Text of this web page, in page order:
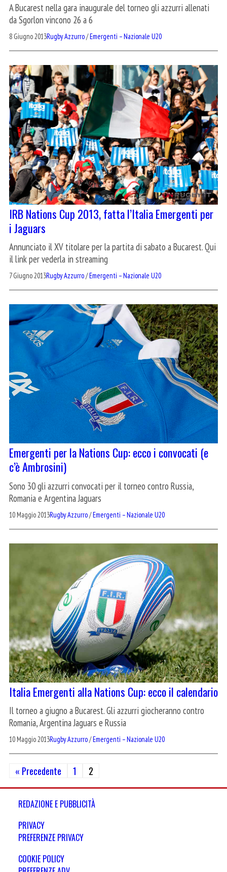
A Bucarest nella gara inaugurale del torneo gli azzurri allenati
da Sgorlon vincono 26 a 6
8 Giugno 2013Rugby Azzurro/Emergenti – Nazionale U20
IRB Nations Cup 2013, fatta l’Italia Emergenti per
i Jaguars
Annunciato il XV titolare per la partita di sabato a Bucarest. Qui
il link per vederla in streaming
7 Giugno 2013Rugby Azzurro/Emergenti – Nazionale U20
Emergenti per la Nations Cup: ecco i convocati (e
c’è Ambrosini)
Sono 30 gli azzurri convocati per il torneo contro Russia,
Romania e Argentina Jaguars
10 Maggio 2013Rugby Azzurro/Emergenti – Nazionale U20
Italia Emergenti alla Nations Cup: ecco il calendario
Il torneo a giugno a Bucarest. Gli azzurri giocheranno contro
Romania, Argentina Jaguars e Russia
10 Maggio 2013Rugby Azzurro/Emergenti – Nazionale U20
Paginazione
degli
articoli
« Precedente 1 2
REDAZIONE E PUBBLICITÀ
PRIVACY
PREFERENZE PRIVACY
COOKIE POLICY